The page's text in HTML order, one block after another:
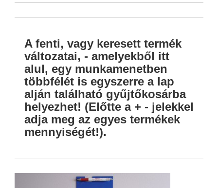
A fenti, vagy keresett termék
változatai, - amelyekből itt
alul, egy munkamenetben
többfélét is egyszerre a lap
alján található gyűjtőkosárba
helyezhet! (Előtte a + - jelekkel
adja meg az egyes termékek
mennyiségét!).